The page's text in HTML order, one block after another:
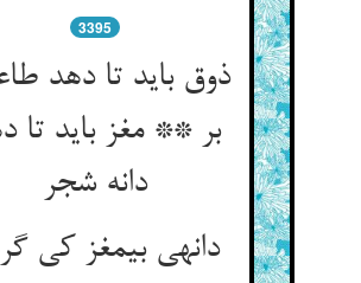
3395
ذوق باید تا دهد
بر ** مغز باید تا
دانه شجر
دانه‏ی بی‏مغز کی